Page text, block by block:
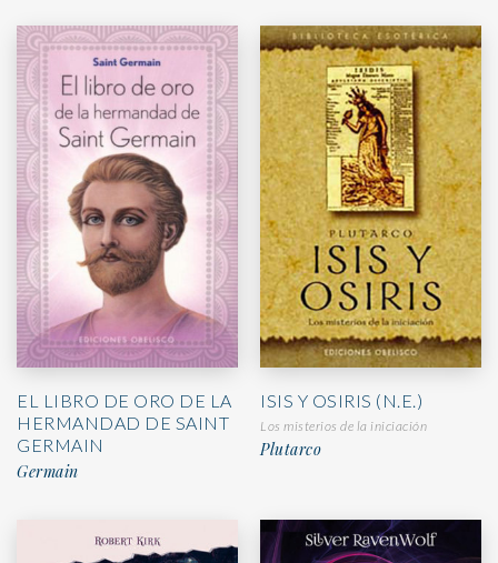
EL LIBRO DE ORO DE LA
HERMANDAD DE SAINT
GERMAIN
Germain
ISIS Y OSIRIS (N.E.)
Los misterios de la iniciación
Plutarco